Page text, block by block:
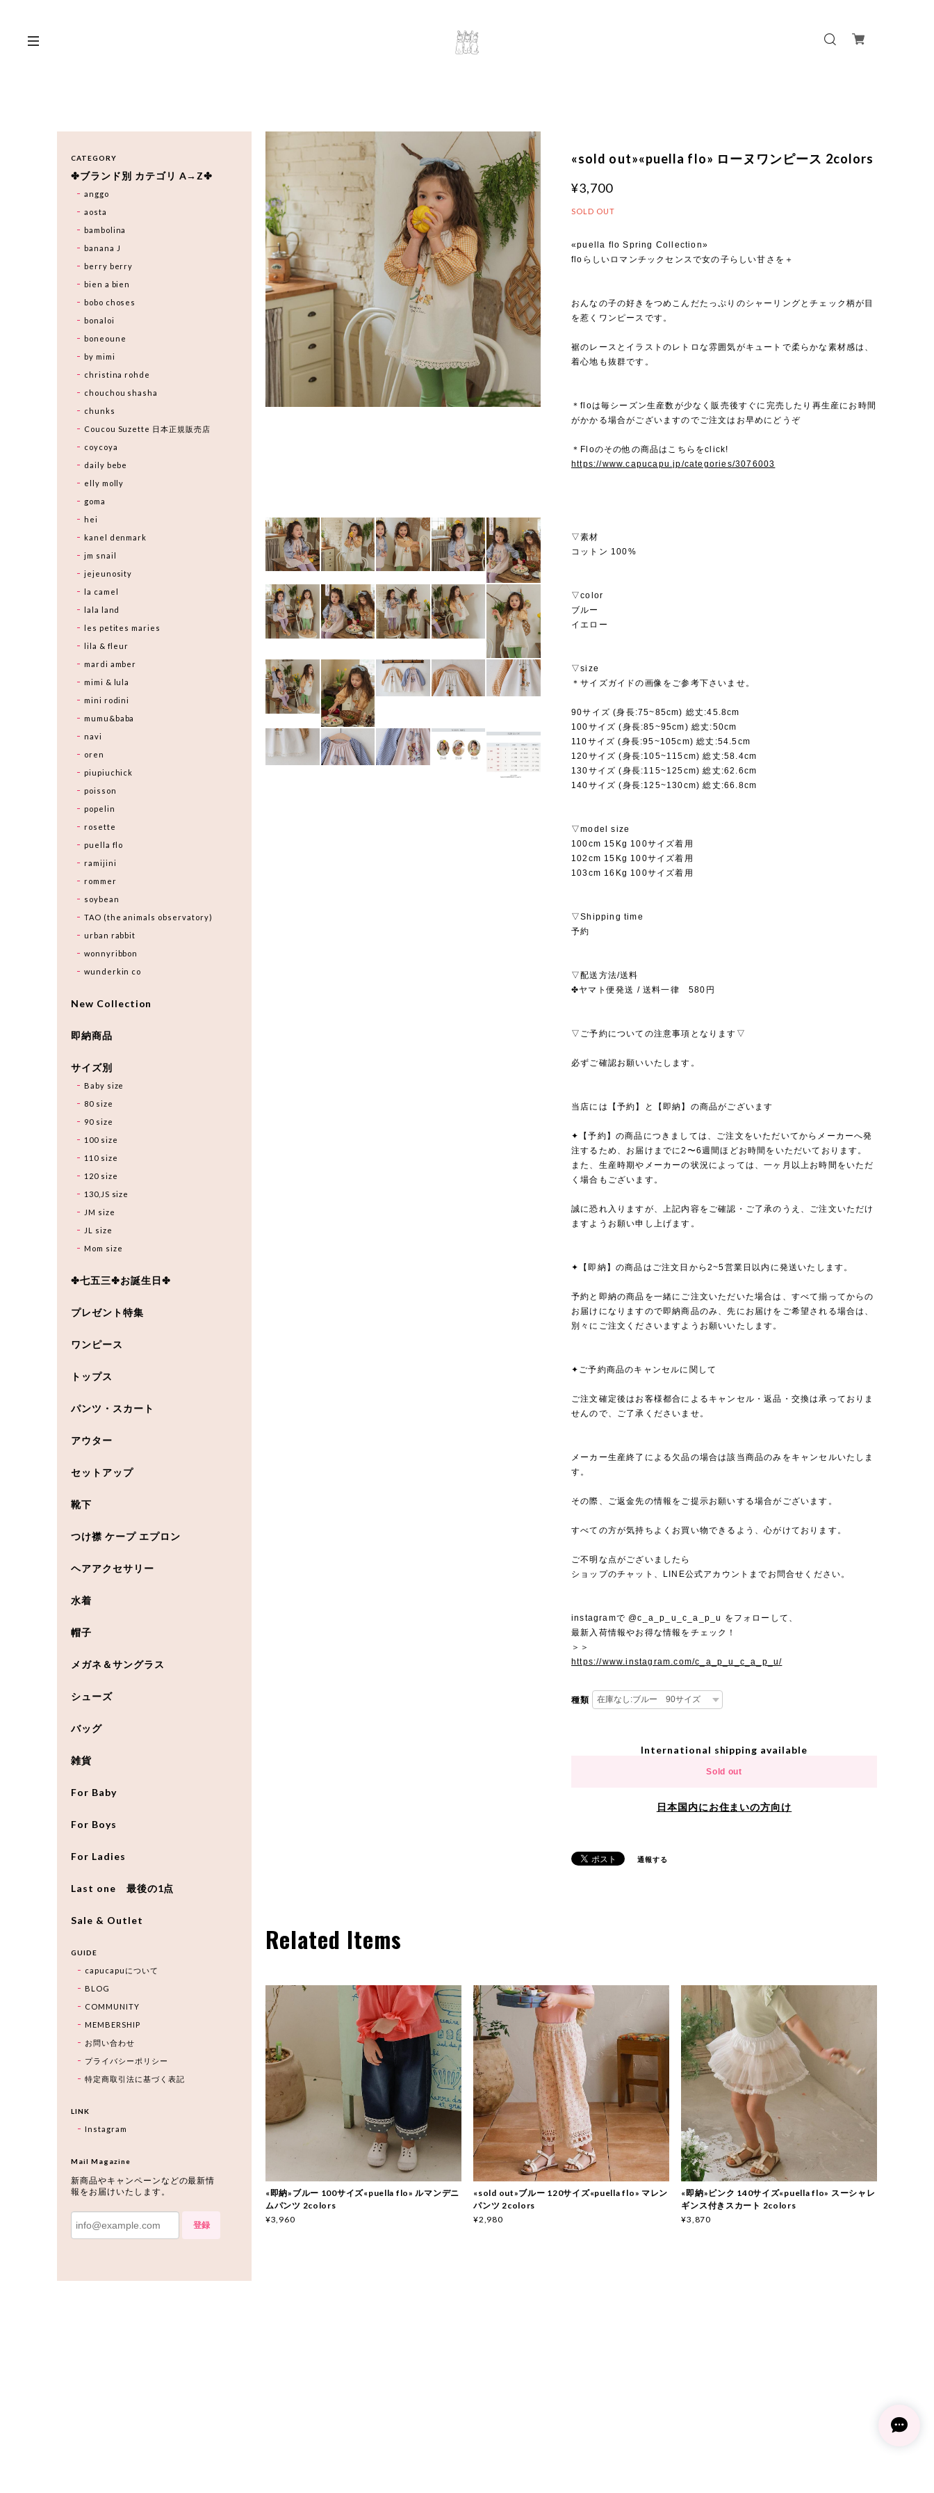
«sold out»«puella flo» ローヌワンピース 2colors
¥3,700
SOLD OUT
«puella flo Spring Collection»
floらしいロマンチックセンスで女の子らしい甘さを＋
おんなの子の好きをつめこんだたっぷりのシャーリングとチェック柄が目
を惹くワンピースです。
裾のレースとイラストのレトロな雰囲気がキュートで柔らかな素材感は、
着心地も抜群です。
＊floは毎シーズン生産数が少なく販売後すぐに完売したり再生産にお時間
がかかる場合がございますのでご注文はお早めにどうぞ
＊Floのその他の商品はこちらをclick!
https://www.capucapu.jp/categories/3076003
▽素材
コットン 100%
▽color
ブルー
イエロー
▽size
＊サイズガイドの画像をご参考下さいませ。
90サイズ (身長:75~85cm) 総丈:45.8cm
100サイズ (身長:85~95cm) 総丈:50cm
110サイズ (身長:95~105cm) 総丈:54.5cm
120サイズ (身長:105~115cm) 総丈:58.4cm
130サイズ (身長:115~125cm) 総丈:62.6cm
140サイズ (身長:125~130cm) 総丈:66.8cm
▽model size
100cm 15Kg 100サイズ着用
102cm 15Kg 100サイズ着用
103cm 16Kg 100サイズ着用
▽Shipping time
予約
▽配送方法/送料
✤ヤマト便発送 / 送料一律 580円
▽ご予約についての注意事項となります▽
必ずご確認お願いいたします。
当店には【予約】と【即納】の商品がございます
✦【予約】の商品につきましては、ご注文をいただいてからメーカーへ発
注するため、お届けまでに2〜6週間ほどお時間をいただいております。
また、生産時期やメーカーの状況によっては、一ヶ月以上お時間をいただ
く場合もございます。
誠に恐れ入りますが、上記内容をご確認・ご了承のうえ、ご注文いただけ
ますようお願い申し上げます。
✦【即納】の商品はご注文日から2~5営業日以内に発送いたします。
予約と即納の商品を一緒にご注文いただいた場合は、すべて揃ってからの
お届けになりますので即納商品のみ、先にお届けをご希望される場合は、
別々にご注文くださいますようお願いいたします。
✦ご予約商品のキャンセルに関して
ご注文確定後はお客様都合によるキャンセル・返品・交換は承っておりま
せんので、ご了承くださいませ。
メーカー生産終了による欠品の場合は該当商品のみをキャンセルいたしま
す。
その際、ご返金先の情報をご提示お願いする場合がございます。
すべての方が気持ちよくお買い物できるよう、心がけております。
ご不明な点がございましたら
ショップのチャット、LINE公式アカウントまでお問合せください。
instagramで @c_a_p_u_c_a_p_u をフォローして、
最新入荷情報やお得な情報をチェック！
＞＞
https://www.instagram.com/c_a_p_u_c_a_p_u/
種類
International shipping available
Sold out
日本国内にお住まいの方向け
通報する
Related Items
«即納»ブルー 100サイズ«puella flo» ルマンデニ
ムパンツ 2colors
¥3,960
«sold out»ブルー 120サイズ«puella flo» マレン
パンツ 2colors
¥2,980
«即納»ピンク 140サイズ«puella flo» スーシャレ
ギンス付きスカート 2colors
¥3,870
CATEGORY
✤ブランド別 カテゴリ A→Z✤
anggo
aosta
bambolina
banana J
berry berry
bien a bien
bobo choses
bonaloi
boneoune
by mimi
christina rohde
chouchou shasha
chunks
Coucou Suzette 日本正規販売店
coycoya
daily bebe
elly molly
goma
hei
kanel denmark
jm snail
jejeunosity
la camel
lala land
les petites maries
lila & fleur
mardi amber
mimi & lula
mini rodini
mumu&baba
navi
oren
piupiuchick
poisson
popelin
rosette
puella flo
ramijini
rommer
soybean
TAO (the animals observatory)
urban rabbit
wonnyribbon
wunderkin co
New Collection
即納商品
サイズ別
Baby size
80 size
90 size
100 size
110 size
120 size
130,JS size
JM size
JL size
Mom size
✤七五三✤お誕生日✤
プレゼント特集
ワンピース
トップス
パンツ・スカート
アウター
セットアップ
靴下
つけ襟 ケープ エプロン
ヘアアクセサリー
水着
帽子
メガネ＆サングラス
シューズ
バッグ
雑貨
For Baby
For Boys
For Ladies
Last one 最後の1点
Sale & Outlet
GUIDE
capucapuについて
BLOG
COMMUNITY
MEMBERSHIP
お問い合わせ
プライバシーポリシー
特定商取引法に基づく表記
LINK
Instagram
Mail Magazine
新商品やキャンペーンなどの最新情
報をお届けいたします。
登録